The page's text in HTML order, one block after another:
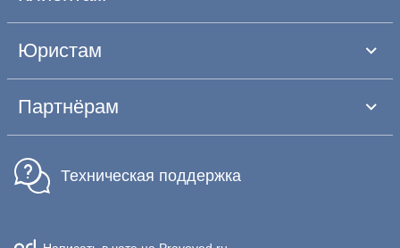
Юристам
Партнёрам
Техническая поддержка